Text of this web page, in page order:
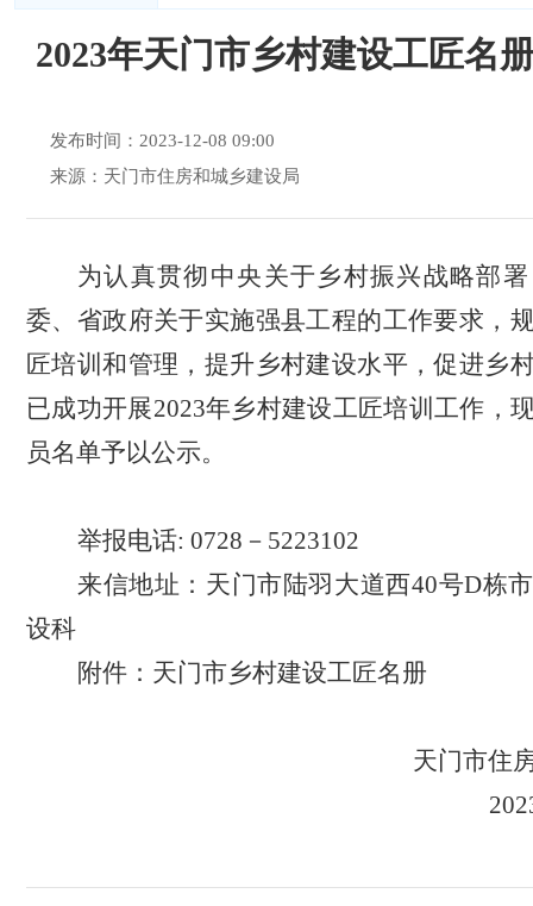
2023年天门市乡村建设工匠名
发布时间：2023-12-08 09:00
来源：天门市住房和城乡建设局
为认真贯彻中央关于乡村振兴战略部
委、省政府关于实施强县工程的工作要求，
匠培训和管理，提升乡村建设水平，促进乡
已成功开展2023年乡村建设工匠培训工作 ，
员名单予以公示。
举报电话: 0728－5223102
来信地址：天门市陆羽大道西40号D栋
设科
附件 ：天门市乡村建设工匠名册
天门市住